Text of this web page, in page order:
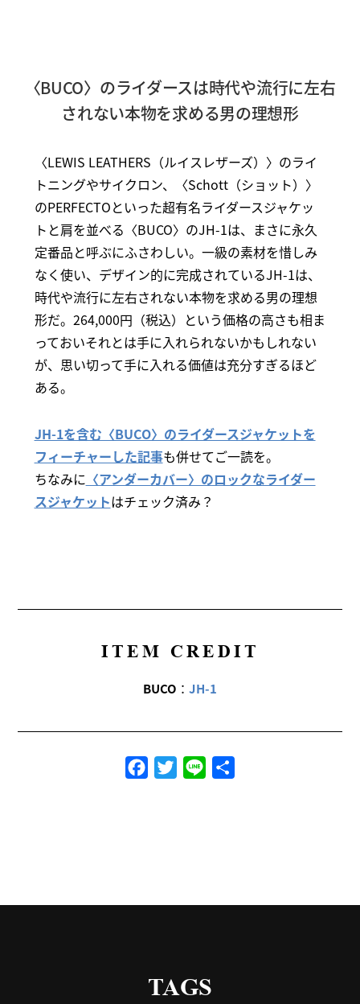
〈BUCO〉のライダースは時代や流行に左右
されない本物を求める男の理想形
〈LEWIS LEATHERS（ルイスレザーズ）〉のライ
トニングやサイクロン、〈Schott（ショット）〉
のPERFECTOといった超有名ライダースジャケッ
トと肩を並べる〈BUCO〉のJH-1は、まさに永久
定番品と呼ぶにふさわしい。一級の素材を惜しみ
なく使い、デザイン的に完成されているJH-1は、
時代や流行に左右されない本物を求める男の理想
形だ。264,000円（税込）という価格の高さも相ま
っておいそれとは手に入れられないかもしれない
が、思い切って手に入れる価値は充分すぎるほど
ある。
JH-1を含む〈BUCO〉のライダースジャケットを
フィーチャーした記事も併せてご一読を。
ちなみに 〈アンダーカバー〉のロックなライダー
スジャケットはチェック済み？
ITEM CREDIT
BUCO ： JH-1
FacebookTwitterLine
TAGS